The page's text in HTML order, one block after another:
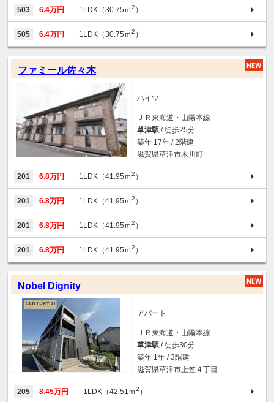
503 6.4万円 1LDK（30.75ｍ2 ）
505 6.4万円 1LDK（30.75ｍ2 ）
ファミール佐々木
ハイツ
ＪＲ東海道・山陽本線
草津駅 / 徒歩25分
築年 17年 / 2階建
滋賀県草津市木川町
201 6.8万円 1LDK（41.95ｍ2 ）
201 6.8万円 1LDK（41.95ｍ2 ）
201 6.8万円 1LDK（41.95ｍ2 ）
201 6.8万円 1LDK（41.95ｍ2 ）
Nobel Dignity
アパート
ＪＲ東海道・山陽本線
草津駅 / 徒歩30分
築年 1年 / 3階建
滋賀県草津市上笠４丁目
205 8.45万円 1LDK（42.51ｍ2 ）